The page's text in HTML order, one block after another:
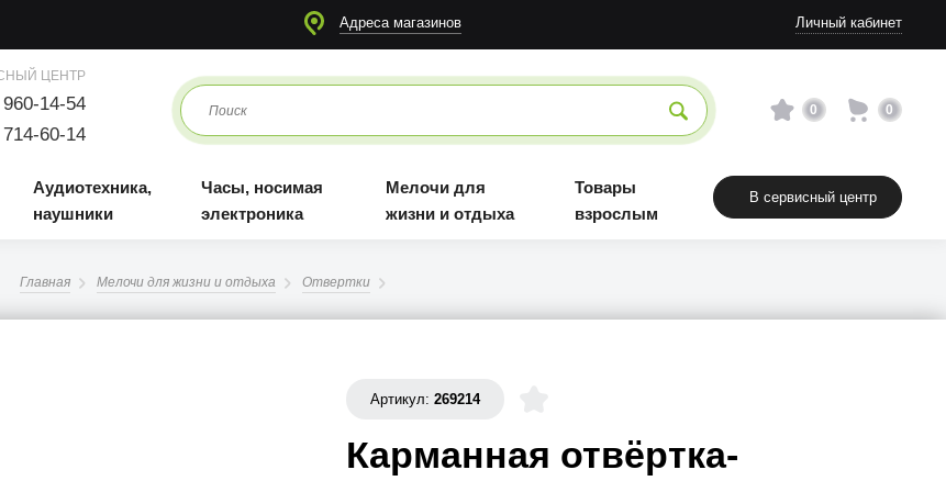
Адреса магазинов Личный кабинет
ЦЕНТР
14-54
60-14
0 0
Аудиотехника,
наушники
Часы, носимая
электроника
Мелочи для
жизни и отдыха
Товары
взрослым
В сервисный центр
Главная Мелочи для жизни и отдыха Отвертки
Артикул:269214
Карманная отвёртка-